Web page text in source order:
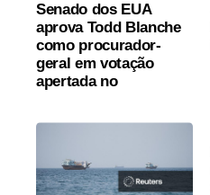
Senado dos EUA
aprova Todd Blanche
como procurador-
geral em votação
apertada no